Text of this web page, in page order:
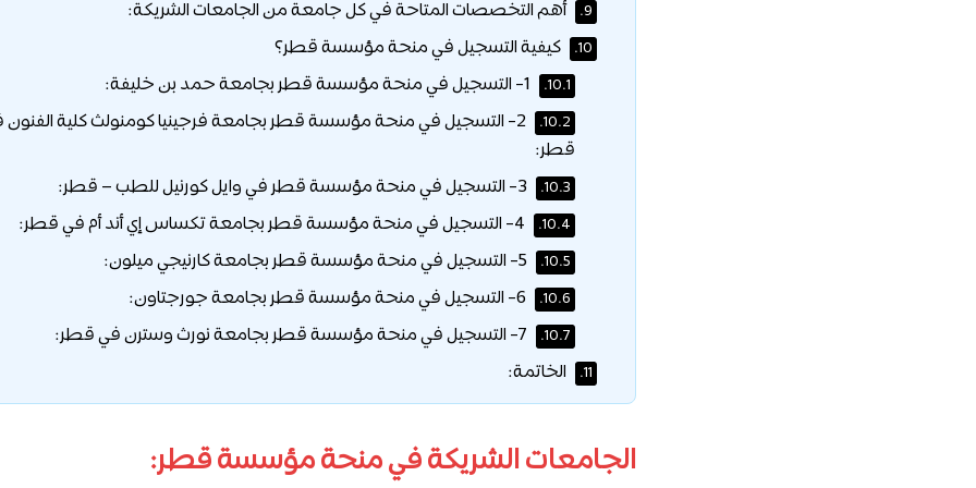
9. أهم التخصصات المتاحة في كل جامعة من الجامعات الشريكة:
10. كيفية التسجيل في منحة مؤسسة قطر؟
10.1.
10.2.
2- التسجيل في منحة مؤسسة قطر بجامعة فرجينيا كومنولث كلية
قطر:
10.3.
10.4.
10.5.
10.6.
10.7.
11. الخاتمة:
الجامعات الشريكة في منحة مؤسسة قطر: